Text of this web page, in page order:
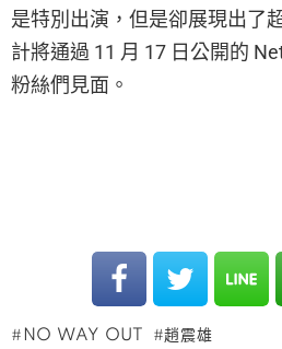
是特別出演，但是卻展現出了
計將通過 11 月 17 日公開的
粉絲們見面。
NO WAY OUT 趙震雄